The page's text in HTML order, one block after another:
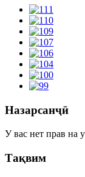
Назарсанҷӣ
У вас нет прав на
Тақвим